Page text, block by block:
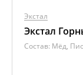
Экстал
Экстал
Состав: Мёд,